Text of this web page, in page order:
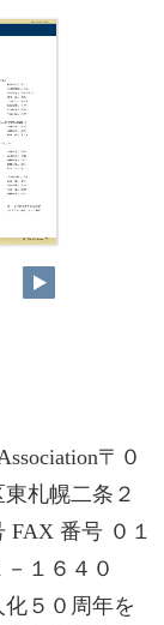
〒０
札幌二条２
番号 ０１
－１６４０
５０周年を